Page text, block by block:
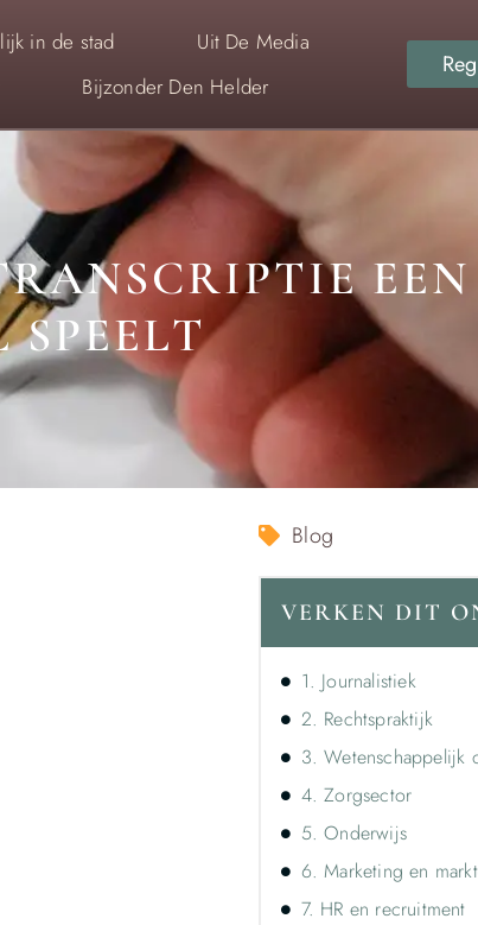
in de stad
Uit De Media
Bijzonder Den Helder
EEN
SPEELT
Blog
VERKEN DIT
1. Journalistiek
2. Rechtspraktijk
3. Wetenschappelijk
4. Zorgsector
5. Onderwijs
6. Marketing en
7. HR en recruitment